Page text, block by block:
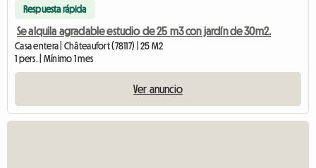
Respuesta rápida
Se alquila agradable estudio de 25 m3 con jardín de 30m2.
Casa entera | Châteaufort (78117) | 25 M2
1 pers. | Mínimo 1 mes
Ver anuncio